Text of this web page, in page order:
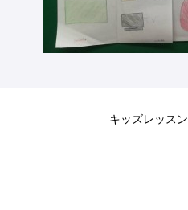
キッズレッス